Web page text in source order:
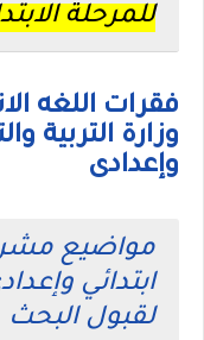
للمرحلة
فقرات اللغه
وزارة التربية
وإعدادى
مواضيع
ابتدائي
لقبول البحث